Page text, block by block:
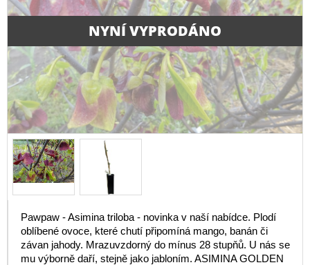
NYNÍ VYPRODÁNO
Pawpaw - Asimina triloba - novinka v naší nabídce. Plodí
oblíbené ovoce, které chutí připomíná mango, banán či
závan jahody. Mrazuvzdorný do mínus 28 stupňů. U nás se
mu výborně daří, stejně jako jabloním. ASIMINA GOLDEN